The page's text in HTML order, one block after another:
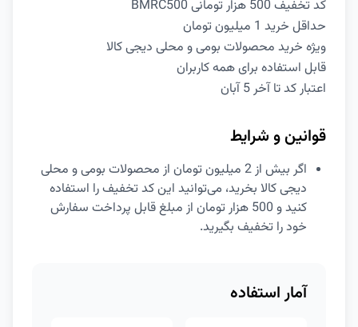
کد تخفیف 500 هزار تومانی BMRC500
حداقل خرید 1 میلیون تومان
ویژه خرید محصولات بومی و محلی دیجی کالا
قابل استفاده برای همه کاربران
اعتبار کد تا آخر 5 آبان
قوانین و شرایط
اگر بیش از 2 میلیون تومان از محصولات بومی و محلی
دیجی کالا بخرید، می‌توانید این کد تخفیف را استفاده
کنید و 500 هزار تومان از مبلغ قابل پرداخت سفارش
خود را تخفیف بگیرید.
آمار استفاده